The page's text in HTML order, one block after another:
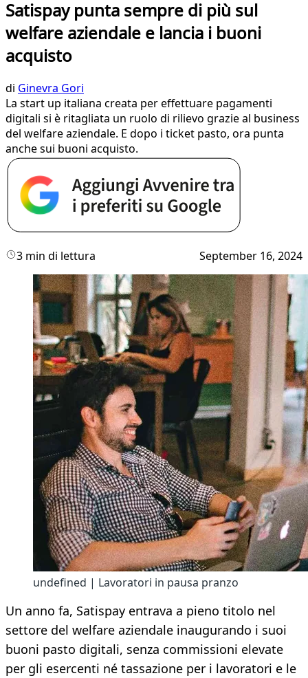
Satispay punta sempre di più sul
welfare aziendale e lancia i buoni
acquisto
di Ginevra Gori
La start up italiana creata per effettuare pagamenti
digitali si è ritagliata un ruolo di rilievo grazie al business
del welfare aziendale. E dopo i ticket pasto, ora punta
anche sui buoni acquisto.
3 min di lettura September 16, 2024
undefined | Lavoratori in pausa pranzo
Un anno fa, Satispay entrava a pieno titolo nel
settore del welfare aziendale inaugurando i suoi
buoni pasto digitali, senza commissioni elevate
per gli esercenti né tassazione per i lavoratori e le